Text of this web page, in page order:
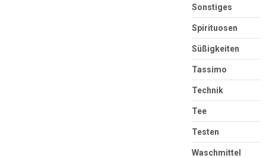
Sonstiges
Spirituosen
Süßigkeiten
Tassimo
Technik
Tee
Testen
Waschmittel